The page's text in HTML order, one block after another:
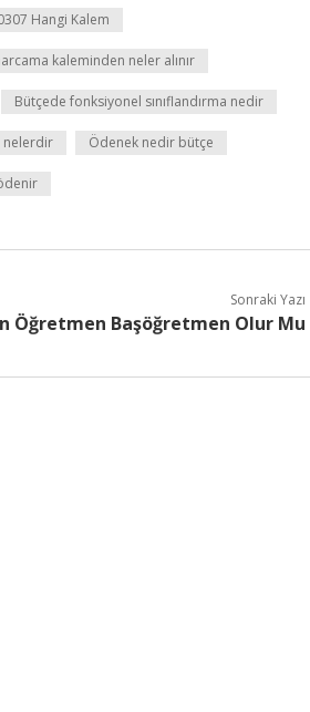
Hangi Kalem
kaleminden neler alınır
Bütçede fonksiyonel sınıflandırma nedir
nelerdir Ödenek nedir bütçe
Sonraki Yazı
Öğretmen Başöğretmen Olur Mu